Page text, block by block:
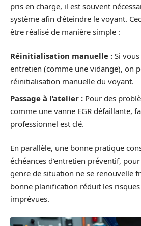
pris en charge, il est souvent
système afin d’éteindre le voyant.
être réalisé de manière simple :
Réinitialisation manuelle : Si
entretien (comme une vidange), on
réinitialisation manuelle du voyant.
Passage à l’atelier : Pour des
comme une vanne EGR défaillante,
professionnel est clé.
En parallèle, une bonne pratique
échéances d’entretien préventif,
genre de situation ne se renouvelle
bonne planification réduit les
imprévues.